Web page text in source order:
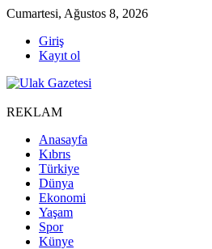
Cumartesi, Ağustos 8, 2026
Giriş
Kayıt ol
REKLAM
Anasayfa
Kıbrıs
Türkiye
Dünya
Ekonomi
Yaşam
Spor
Künye